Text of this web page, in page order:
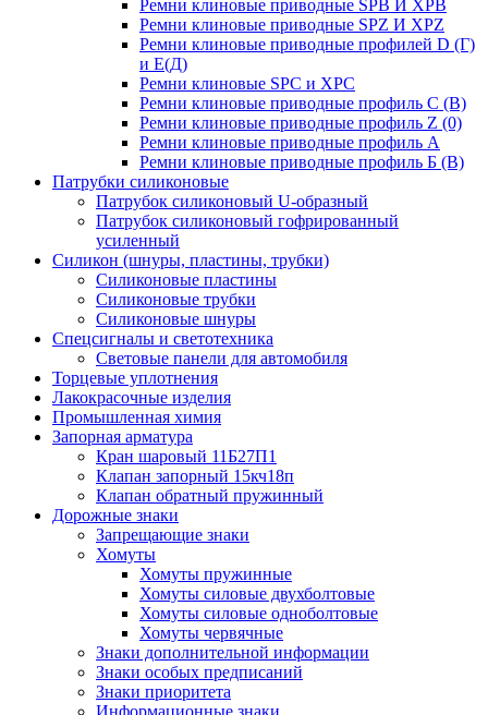
Ремни клиновые приводные SPB И XPB
Ремни клиновые приводные SPZ И XPZ
Ремни клиновые приводные профилей D (Г)
и Е(Д)
Ремни клиновые SPC и XPC
Ремни клиновые приводные профиль C (В)
Ремни клиновые приводные профиль Z (0)
Ремни клиновые приводные профиль А
Ремни клиновые приводные профиль Б (B)
Патрубки силиконовые
Патрубок силиконовый U-образный
Патрубок силиконовый гофрированный
усиленный
Силикон (шнуры, пластины, трубки)
Силиконовые пластины
Силиконовые трубки
Силиконовые шнуры
Спецсигналы и светотехника
Световые панели для автомобиля
Торцевые уплотнения
Лакокрасочные изделия
Промышленная химия
Запорная арматура
Кран шаровый 11Б27П1
Клапан запорный 15кч18п
Клапан обратный пружинный
Дорожные знаки
Запрещающие знаки
Хомуты
Хомуты пружинные
Хомуты силовые двухболтовые
Хомуты силовые одноболтовые
Хомуты червячные
Знаки дополнительной информации
Знаки особых предписаний
Знаки приоритета
Информационные знаки